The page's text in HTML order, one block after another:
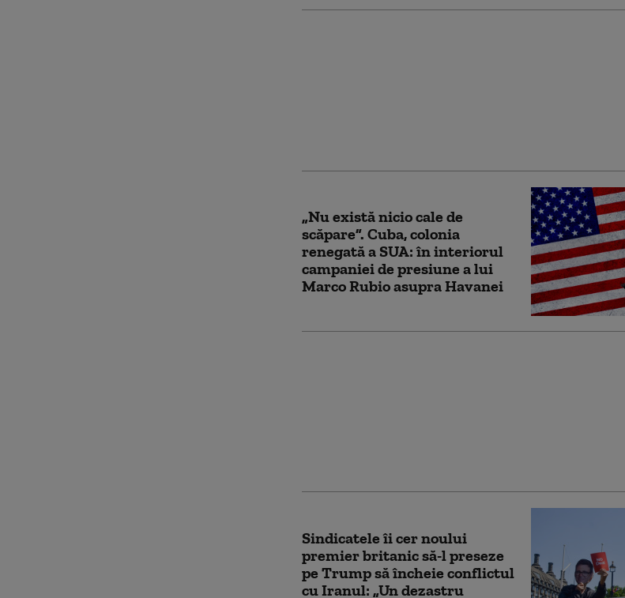
„Nu există nicio cale de
scăpare”. Cuba, colonia
renegată a SUA: în interiorul
campaniei de presiune a lui
Marco Rubio asupra Havanei
Sindicatele îi cer noului
premier britanic să-l preseze
pe Trump să încheie conflictul
cu Iranul: „Un dezastru